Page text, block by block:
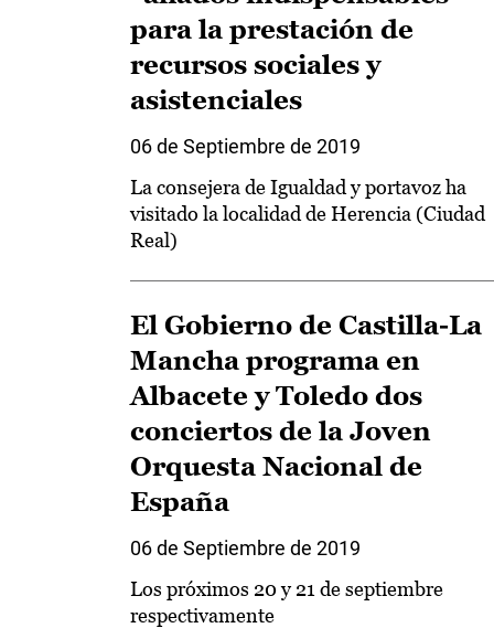
para la prestación de
recursos sociales y
asistenciales
06 de Septiembre de 2019
La consejera de Igualdad y portavoz ha
visitado la localidad de Herencia (Ciudad
Real)
El Gobierno de Castilla-La
Mancha programa en
Albacete y Toledo dos
conciertos de la Joven
Orquesta Nacional de
España
06 de Septiembre de 2019
Los próximos 20 y 21 de septiembre
respectivamente